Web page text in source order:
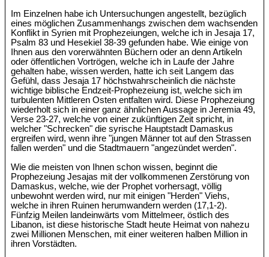
Im Einzelnen habe ich Untersuchungen angestellt, bezüglich
eines möglichen Zusammenhangs zwischen dem wachsenden
Konflikt in Syrien mit Prophezeiungen, welche ich in Jesaja 17,
Psalm 83 und Hesekiel 38-39 gefunden habe. Wie einige von
Ihnen aus den vorerwähnten Büchern oder an denn Artikeln
oder öffentlichen Vortrögen, welche ich in Laufe der Jahre
gehalten habe, wissen werden, hatte ich seit Langem das
Gefühl, dass Jesaja 17 höchstwahrscheinlich die nächste
wichtige biblische Endzeit-Prophezeiung ist, welche sich im
turbulenten Mittleren Osten entfalten wird. Diese Prophezeiung
wiederholt sich in einer ganz ähnlichen Aussage in Jeremia 49,
Verse 23-27, welche von einer zukünftigen Zeit spricht, in
welcher "Schrecken" die syrische Hauptstadt Damaskus
ergreifen wird, wenn ihre "jungen Männer tot auf den Strassen
fallen werden" und die Stadtmauern "angezündet werden".
Wie die meisten von Ihnen schon wissen, beginnt die
Prophezeiung Jesajas mit der vollkommenen Zerstörung von
Damaskus, welche, wie der Prophet vorhersagt, völlig
unbewohnt werden wird, nur mit einigen "Herden" Viehs,
welche in ihren Ruinen herumwandern werden (17,1-2).
Fünfzig Meilen landeinwärts vom Mittelmeer, östlich des
Libanon, ist diese historische Stadt heute Heimat von nahezu
zwei Millionen Menschen, mit einer weiteren halben Million in
ihren Vorstädten.